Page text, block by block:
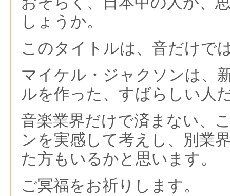
しょうか。
このタイトルは、音だけで
マイケル・ジャクソンは、
ルを作った、すばらしい人
音楽業界だけで済まない、
ンを実感して考えし、別業
た方もいるかと思います。
ご冥福をお祈りします。